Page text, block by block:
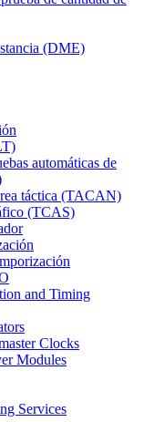
(DME)
automáticas de
táctica (TACAN)
(TCAS)
and Timing
Clocks
Modules
Services